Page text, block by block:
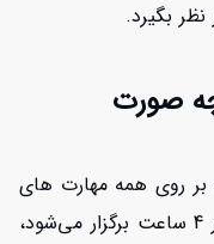
بگیرد.
صورت
بر روی همه مهارت های
زبان انگلیسی تمرکز دارد. این آزمون در 4 ساعت برگزار می‌شود،